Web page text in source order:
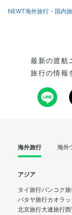
NEWT海外旅行・国内
最新の渡航
旅行の情
海外旅行 海外
アジア
タイ旅行バンコク
パタヤ旅行カオラ
北京旅行大連旅行